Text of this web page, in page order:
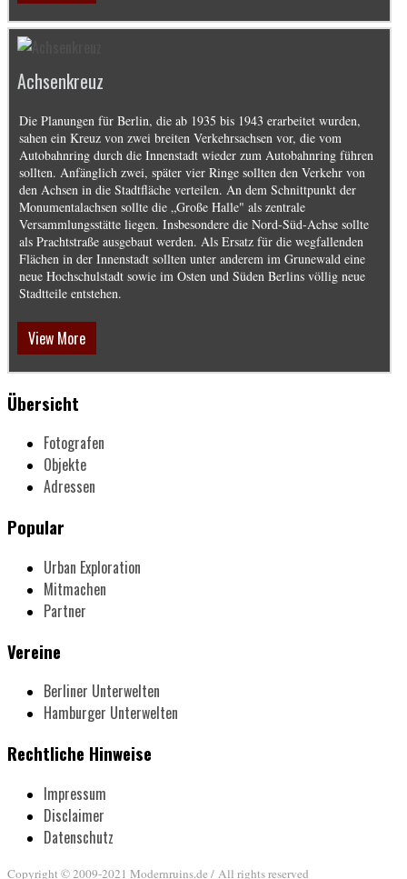
Achsenkreuz
Die Planungen für Berlin, die ab 1935 bis 1943 erarbeitet wurden,
sahen ein Kreuz von zwei breiten Verkehrsachsen vor, die vom
Autobahnring durch die Innenstadt wieder zum Autobahnring führen
sollten. Anfänglich zwei, später vier Ringe sollten den Verkehr von
den Achsen in die Stadtfläche verteilen. An dem Schnittpunkt der
Monumentalachsen sollte die „Große Halle" als zentrale
Versammlungsstätte liegen. Insbesondere die Nord-Süd-Achse sollte
als Prachtstraße ausgebaut werden. Als Ersatz für die wegfallenden
Flächen in der Innenstadt sollten unter anderem im Grunewald eine
neue Hochschulstadt sowie im Osten und Süden Berlins völlig neue
Stadtteile entstehen.
View More
Übersicht
Fotografen
Objekte
Adressen
Popular
Urban Exploration
Mitmachen
Partner
Vereine
Berliner Unterwelten
Hamburger Unterwelten
Rechtliche Hinweise
Impressum
Disclaimer
Datenschutz
Copyright © 2009-2021 Modernruins.de / All rights reserved